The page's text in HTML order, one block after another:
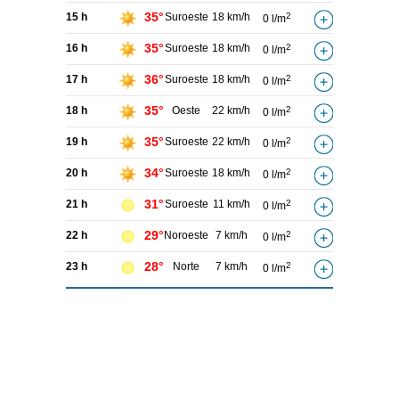
15 h 35°Suroeste 18 km/h 0 l/m2
16 h 35°Suroeste 18 km/h 0 l/m2
17 h 36°Suroeste 18 km/h 0 l/m2
18 h 35° Oeste 22 km/h 0 l/m2
19 h 35°Suroeste 22 km/h 0 l/m2
20 h 34°Suroeste 18 km/h 0 l/m2
21 h 31°Suroeste 11 km/h 0 l/m2
22 h 29° Noroeste 7 km/h 0 l/m2
23 h 28° Norte 7 km/h 0 l/m2